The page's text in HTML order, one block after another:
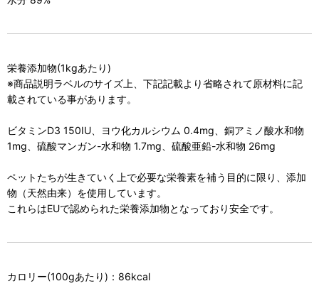
栄養添加物(1kgあたり)
※商品説明ラベルのサイズ上、下記記載より省略されて原材料に記
載されている事があります。
ビタミンD3 150IU、ヨウ化カルシウム 0.4mg、銅アミノ酸水和物
1mg、硫酸マンガン-水和物 1.7mg、硫酸亜鉛-水和物 26mg
ペットたちが生きていく上で必要な栄養素を補う目的に限り、添加
物（天然由来）を使用しています。
これらはEUで認められた栄養添加物となっており安全です。
カロリー(100gあたり)：86kcal